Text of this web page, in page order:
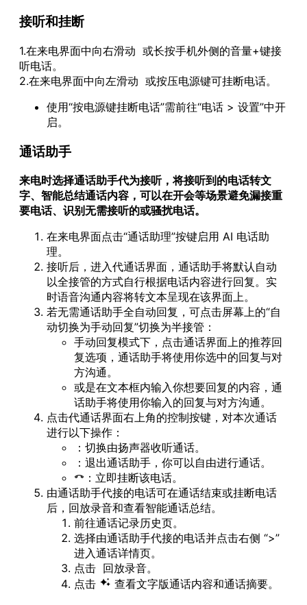
紧急情况
个性化
下载更新使用 APP
记录生活
账号和安全
影音娱乐
电池、性能与发热
接听和挂断
1.在来电界面中向右滑动 或长按手机外侧的音量+键接
听电话。
2.在来电界面中向左滑动 或按压电源键可挂断电话。
使用“按电源键挂断电话”需前往“电话 > 设置”中开
启。
通话助手
来电时选择通话助手代为接听，将接听到的电话转文
字、智能总结通话内容，可以在开会等场景避免漏接重
要电话、识别无需接听的或骚扰电话。
在来电界面点击“通话助理”按键启用 AI 电话助
理。
接听后，进入代通话界面，通话助手将默认自动
以全接管的方式自行根据电话内容进行回复。实
时语音沟通内容将转文本呈现在该界面上。
若无需通话助手全自动回复，可点击屏幕上的“自
动切换为手动回复”切换为半接管：
手动回复模式下，点击通话界面上的推荐回
复选项，通话助手将使用你选中的回复与对
方沟通。
或是在文本框内输入你想要回复的内容，通
话助手将使用你输入的回复与对方沟通。
点击代通话界面右上角的控制按键，对本次通话
进行以下操作：
：切换由扬声器收听通话。
：退出通话助手，你可以自由进行通话。
：立即挂断该电话。
由通话助手代接的电话可在通话结束或挂断电话
后，回放录音和查看智能通话总结。
前往通话记录历史页。
选择由通话助手代接的电话并点击右侧 “>”
进入通话详情页。
点击 回放录音。
点击
查看文字版通话内容和通话摘要。